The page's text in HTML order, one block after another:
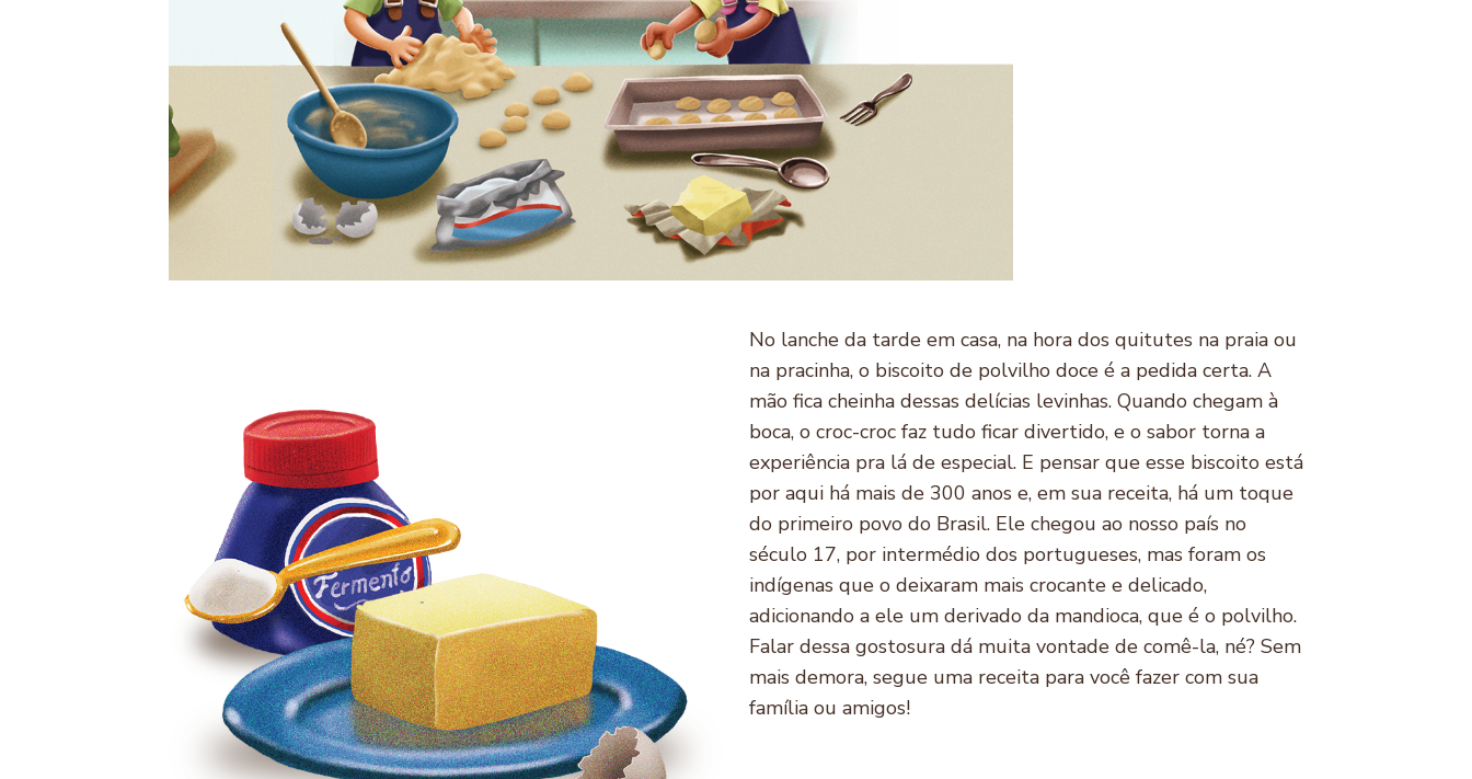
No lanche da tarde em casa, na hora dos quitutes na praia ou
na pracinha, o biscoito de polvilho doce é a pedida certa. A
mão fica cheinha dessas delícias levinhas. Quando chegam à
boca, o croc-croc faz tudo ficar divertido, e o sabor torna a
experiência pra lá de especial. E pensar que esse biscoito está
por aqui há mais de 300 anos e, em sua receita, há um toque
do primeiro povo do Brasil. Ele chegou ao nosso país no
século 17, por intermédio dos portugueses, mas foram os
indígenas que o deixaram mais crocante e delicado,
adicionando a ele um derivado da mandioca, que é o polvilho.
Falar dessa gostosura dá muita vontade de comê-la, né? Sem
mais demora, segue uma receita para você fazer com sua
família ou amigos!